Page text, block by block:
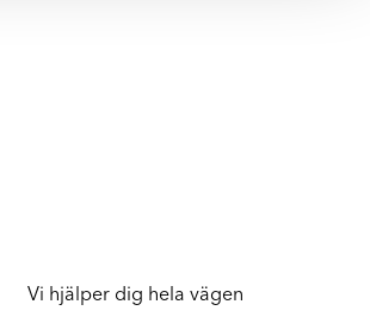
Vi hjälper dig hela vägen